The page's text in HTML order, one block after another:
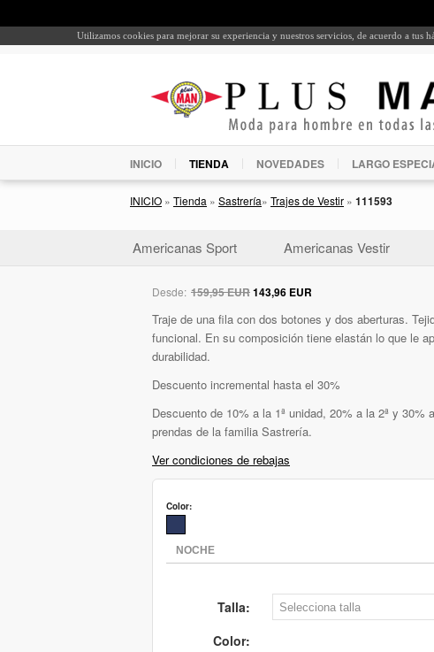
Utilizamos cookies para mejorar su experiencia y nuestros servicios, de acuerdo a tus
INICIO TIENDA NOVEDADES LARGO
INICIO » Tienda » Sastrería» Trajes de Vestir » 111593
Americanas Sport Americanas Vestir
Desde: 159,95 EUR143,96 EUR
Traje de una fila con dos botones y dos aberturas.
funcional. En su composición tiene elastán lo que le
durabilidad.
Descuento incremental hasta el 30%
Descuento de 10% a la 1ª unidad, 20% a la 2ª y 30%
prendas de la familia Sastrería.
Ver condiciones de rebajas
Color:
Talla:
Color: